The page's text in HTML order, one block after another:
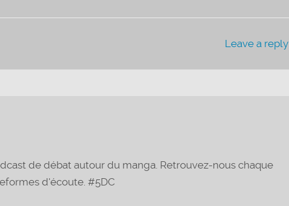
Leave a reply
de débat autour du manga. Retrouvez-nous chaque
d'écoute. #5DC